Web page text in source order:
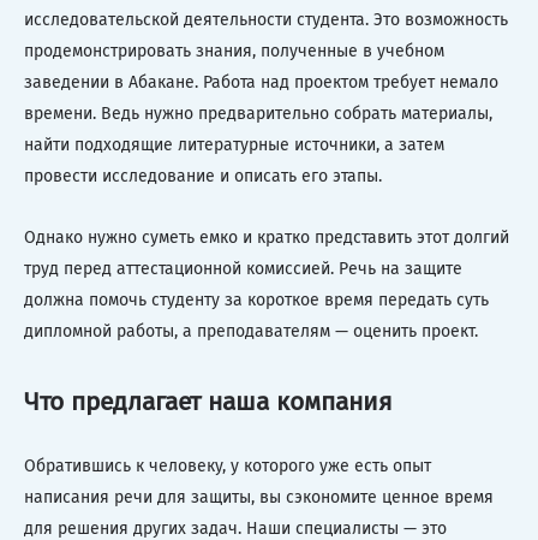
исследовательской деятельности студента. Это возможность
продемонстрировать знания, полученные в учебном
заведении в Абакане. Работа над проектом требует немало
времени. Ведь нужно предварительно собрать материалы,
найти подходящие литературные источники, а затем
провести исследование и описать его этапы.
Однако нужно суметь емко и кратко представить этот долгий
труд перед аттестационной комиссией. Речь на защите
должна помочь студенту за короткое время передать суть
дипломной работы, а преподавателям — оценить проект.
Что предлагает наша компания
Обратившись к человеку, у которого уже есть опыт
написания речи для защиты, вы сэкономите ценное время
для решения других задач. Наши специалисты — это